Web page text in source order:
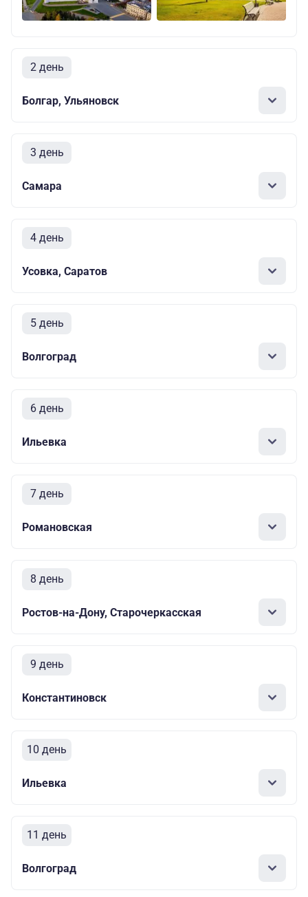
2 день
Болгар, Ульяновск
3 день
Самара
4 день
Усовка, Саратов
5 день
Волгоград
6 день
Ильевка
7 день
Романовская
8 день
Ростов-на-Дону, Старочеркасская
9 день
Константиновск
10 день
Ильевка
11 день
Волгоград